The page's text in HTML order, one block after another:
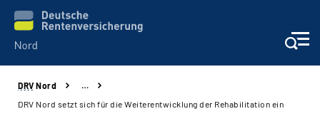
Aktuelles
DRV Nord
…
DRV Nord setzt sich für die Weiterentwicklung der Rehabilitation ein